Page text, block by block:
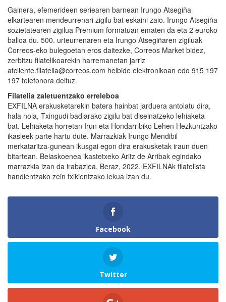
Gainera, efemerideen seriearen barnean Irungo Atsegiña
elkartearen mendeurrenari zigilu bat eskaini zaio. Irungo Atsegiña
sozietatearen zigilua Premium formatuan ematen da eta 2 euroko
balioa du. 500. urteurrenaren eta Irungo Atsegiñaren zigiluak
Correos-eko bulegoetan eros daitezke, Correos Market bidez,
zerbitzu filatelikoarekin harremanetan jarriz
atcliente.filatelia@correos.com helbide elektronikoan edo 915 197
197 telefonora deituz.
Filatelia zaletuentzako erreleboa
EXFILNA erakusketarekin batera hainbat jarduera antolatu dira,
hala nola, Txingudi badiarako zigilu bat diseinatzeko lehiaketa
bat. Lehiaketa horretan Irun eta Hondarribiko Lehen Hezkuntzako
ikasleek parte hartu dute. Marrazkiak Irungo Mendibil
merkataritza-gunean ikusgai egon dira erakusketak iraun duen
bitartean. Belaskoenea ikastetxeko Aritz de Arribak egindako
marrazkia izan da irabazlea. Beraz, 2022. EXFILNAk filatelista
handientzako zein txikientzako lekua izan du.
Facebook
Twitter